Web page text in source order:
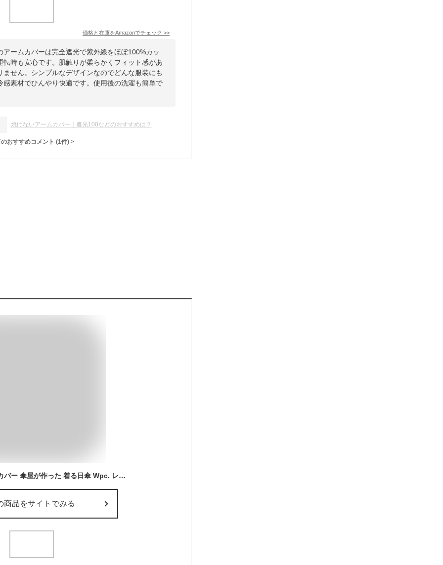
価格と在庫をAmazonでチェック >>
ームカバーは完全遮光で紫外線をほぼ100%カッ
時も安心です。肌触りが柔らかくフィット感があ
せん。シンプルなデザインなのでどんな服装にも
素材でひんやり快適です。使用後の洗濯も簡単で
焼けないアームカバー｜遮光100などのおすすめは？
おすすめコメント (1件) >
【送料無料】 アームカバー 傘屋が作った 着る日傘 Wpc. レディース ロング UVカット 接触冷感 完全遮光 100% UVカット率99.9%以上 UPF50+ 指なし 手の甲 指掛けタイプ メッシュ 涼しい ひんやり 日焼け対策 紫外線対策 熱中症対策 運転 自転車 ダブリュピーシー
商品をサイトでみる